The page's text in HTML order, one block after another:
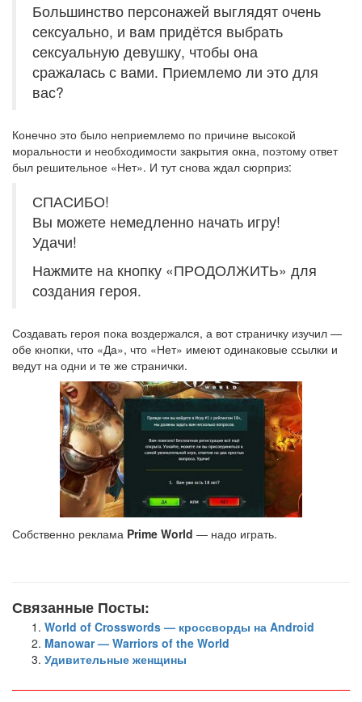
Большинство персонажей выглядят очень
сексуально, и вам придётся выбрать
сексуальную девушку, чтобы она
сражалась с вами. Приемлемо ли это для
вас?
Конечно это было неприемлемо по причине высокой
моральности и необходимости закрытия окна, поэтому ответ
был решительное «Нет». И тут снова ждал сюрприз:
СПАСИБО!
Вы можете немедленно начать игру!
Удачи!
Нажмите на кнопку «ПРОДОЛЖИТЬ» для
создания героя.
Создавать героя пока воздержался, а вот страничку изучил —
обе кнопки, что «Да», что «Нет» имеют одинаковые ссылки и
ведут на одни и те же странички.
Собственно реклама Prime World — надо играть.
Связанные Посты:
World of Crosswords — кроссворды на Android
Manowar — Warriors of the World
Удивительные женщины